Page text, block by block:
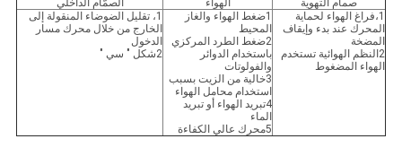
1،فراغ الهواء لحماية
المحرك عند بدء وإيقاف
المضخة
2النظم الهوائية تستخدم
الهواء المضغوط
1ضغط الهواء والغاز
المحيط
2ضغط الطرد المركزي
باستخدام الدوائر
والفولوتات
3خالية من الزيت بسبب
استخدام محامل الهواء
4تبريد الهواء أو تبريد
الماء
5محرك عالي الكفاءة
1، تقليل الضوضاء المنقولة إلى
الخارج من خلال محرك مسار
الدخول
2شكل " سي "